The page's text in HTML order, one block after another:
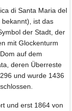
di Santa Maria del
bekannt), ist das
der Stadt, der
mit Glockenturm
auf dem
deren Überreste
und wurde 1436
und erst 1864 von